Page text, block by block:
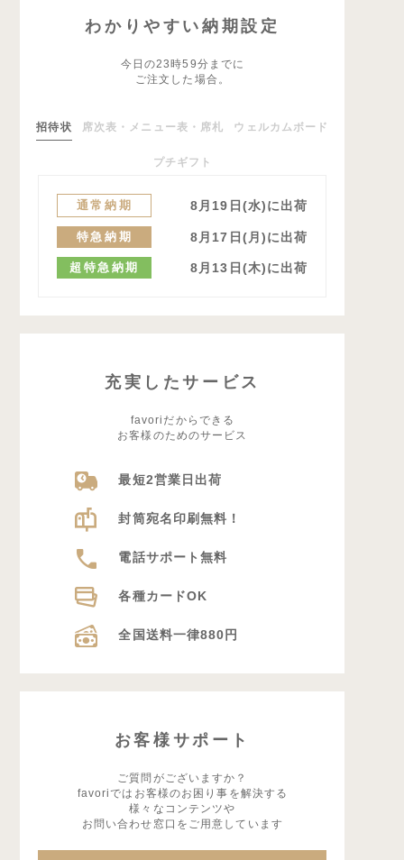
わかりやすい納期設定
今日の23時59分までに
ご注文した場合。
招待状 席次表・メニュー表・席札 ウェルカムボード
プチギフト
通常納期 8月19日(水)に出荷
特急納期 8月17日(月)に出荷
超特急納期 8月13日(木)に出荷
充実したサービス
favoriだからできる
お客様のためのサービス
最短2営業日出荷
封筒宛名印刷無料！
電話サポート無料
各種カードOK
全国送料一律880円
お客様サポート
ご質問がございますか？
favoriではお客様のお困り事を解決する
様々なコンテンツや
お問い合わせ窓口をご用意しています